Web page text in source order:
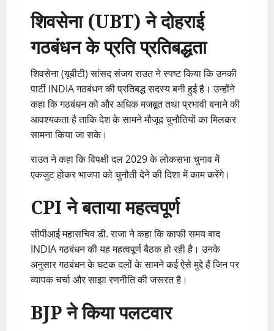
शिवसेना (UBT) ने दोहराई
गठबंधन के प्रति प्रतिबद्धता
शिवसेना (यूबीटी) सांसद संजय राउत ने स्पष्ट किया कि उनकी
पार्टी INDIA गठबंधन की प्रतिबद्ध सदस्य बनी हुई है। उन्होंने
कहा कि गठबंधन को और अधिक मजबूत तथा प्रभावी बनाने की
आवश्यकता है ताकि देश के सामने मौजूद चुनौतियों का मिलकर
सामना किया जा सके।
राउत ने कहा कि विपक्षी दल 2029 के लोकसभा चुनाव में
एकजुट होकर भाजपा को चुनौती देने की दिशा में काम करेंगे।
CPI ने बताया महत्वपूर्ण
सीपीआई महासचिव डी. राजा ने कहा कि काफी समय बाद
INDIA गठबंधन की यह महत्वपूर्ण बैठक हो रही है। उनके
अनुसार गठबंधन के घटक दलों के सामने कई ऐसे मुद्दे हैं जिन पर
व्यापक चर्चा और साझा रणनीति की जरूरत है।
BJP ने किया पलटवार